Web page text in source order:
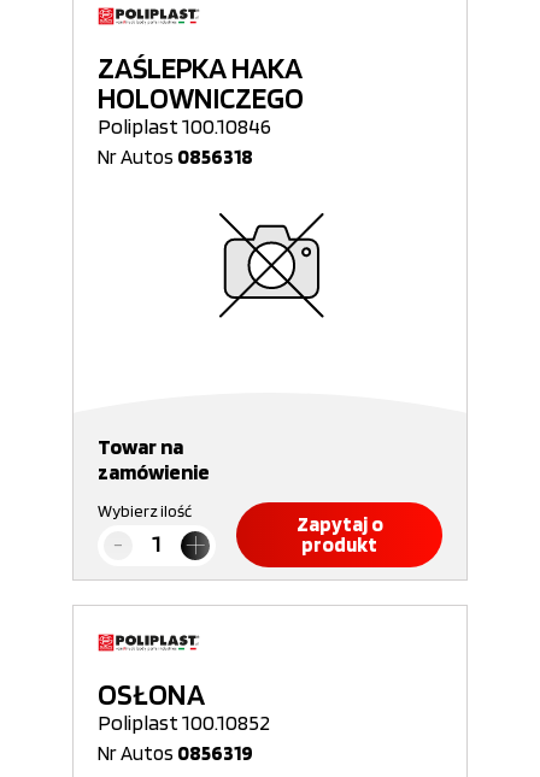
ZAŚLEPKA HAKA
HOLOWNICZEGO
Poliplast 100.10846
Nr Autos 0856318
Towar na
zamówienie
Wybierz ilość
Zapytaj o
produkt
OSŁONA
Poliplast 100.10852
Nr Autos 0856319